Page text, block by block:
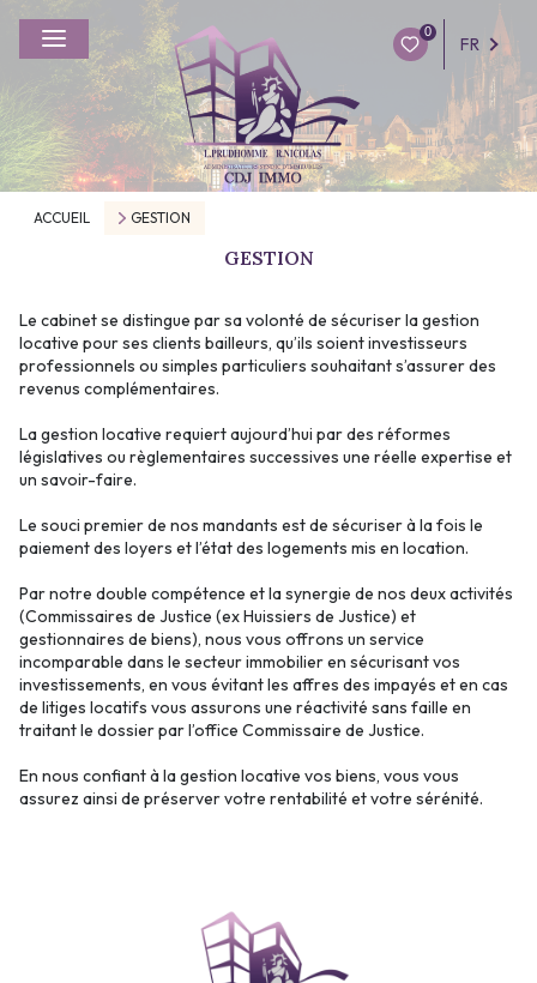
0
FR
ACCUEIL GESTION
GESTION
Le cabinet se distingue par sa volonté de sécuriser la gestion
locative pour ses clients bailleurs, qu’ils soient investisseurs
professionnels ou simples particuliers souhaitant s’assurer des
revenus complémentaires.
La gestion locative requiert aujourd’hui par des réformes
législatives ou règlementaires successives une réelle expertise et
un savoir-faire.
Le souci premier de nos mandants est de sécuriser à la fois le
paiement des loyers et l’état des logements mis en location.
Par notre double compétence et la synergie de nos deux activités
(Commissaires de Justice (ex Huissiers de Justice) et
gestionnaires de biens), nous vous offrons un service
incomparable dans le secteur immobilier en sécurisant vos
investissements, en vous évitant les affres des impayés et en cas
de litiges locatifs vous assurons une réactivité sans faille en
traitant le dossier par l’office Commissaire de Justice.
En nous confiant à la gestion locative vos biens, vous vous
assurez ainsi de préserver votre rentabilité et votre sérénité.